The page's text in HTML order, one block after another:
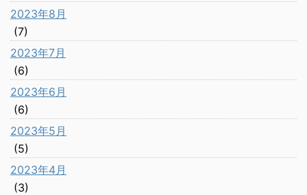
2023年8月
(7)
2023年7月
(6)
2023年6月
(6)
2023年5月
(5)
2023年4月
(3)